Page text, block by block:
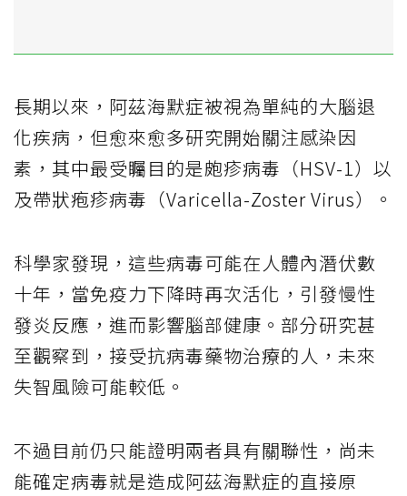
長期以來，阿茲海默症被視為單純的大腦退
化疾病，但愈來愈多研究開始關注感染因
素，其中最受矚目的是皰疹病毒（HSV-1）以
及帶狀疱疹病毒（Varicella-Zoster Virus）。
科學家發現，這些病毒可能在人體內潛伏數
十年，當免疫力下降時再次活化，引發慢性
發炎反應，進而影響腦部健康。部分研究甚
至觀察到，接受抗病毒藥物治療的人，未來
失智風險可能較低。
不過目前仍只能證明兩者具有關聯性，尚未
能確定病毒就是造成阿茲海默症的直接原